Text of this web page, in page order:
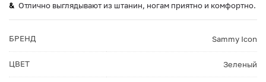
Отлично выглядывают из штанин, ногам приятно и комфортно.
БРЕНД Sammy Icon
ЦВЕТ Зеленый